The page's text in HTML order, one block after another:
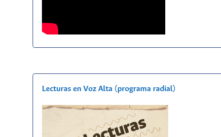
Lecturas en Voz Alta (programa radial)